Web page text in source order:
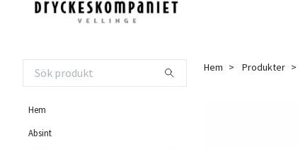
Hem
Absint
Hem Produkter